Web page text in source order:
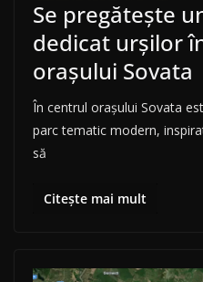
Se pregătește
dedicat urșilor
orașului Sovata
În centrul orașului Sovata
parc tematic modern,
să
Citește mai mult